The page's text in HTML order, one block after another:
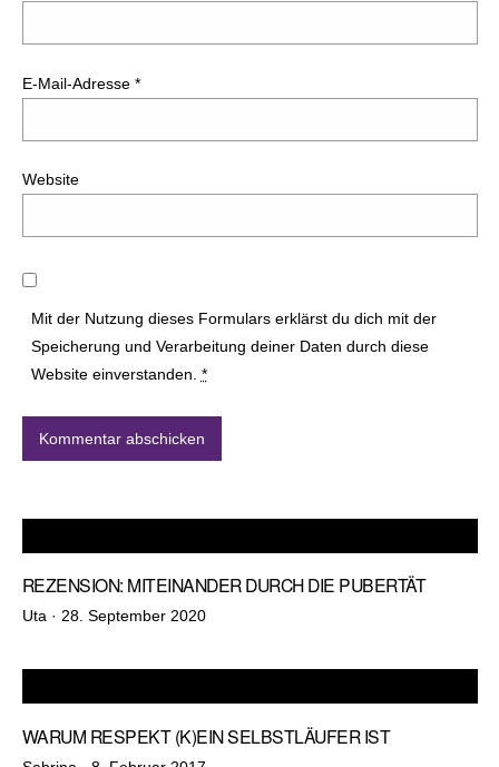
E-Mail-Adresse *
Website
Mit der Nutzung dieses Formulars erklärst du dich mit der
Speicherung und Verarbeitung deiner Daten durch diese
Website einverstanden. *
REZENSION: MITEINANDER DURCH DIE PUBERTÄT
Uta · Veröffentlicht
28. September 2020
WARUM RESPEKT (K)EIN SELBSTLÄUFER IST